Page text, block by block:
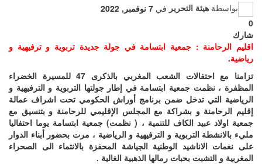
بواسطة هيئة التحرير في 7 نوفمبر, 2022
0
شارك
اقليم الرحامنة : جمعية ابتسامة في جولة جديدة تربوية و ترفيهية و
رياضية.
تزامنا مع احتفالات الشعب المغربي بالذكرى 47 للمسيرة الخضراء
المظفرة ، نظمت جمعية ابتسامة في إطار جولتها التربوية و الترفيهية و
الرياضية التي تدخل ضمن برنامج أوراش الحكومي تحت اشراف عمالة
إقليم الرحامنة و بشراكة مع المجلس الإقليمي للرحامنة و بتنسيق مع
جمعية اولاد عبيد الكاف للتنمية ، ( نظمت) جمعية ابتسامة يوما احتفاليا
مليء بالانشطة التربوية و الترفيهية و الرياضية ، مرت بحضور أبناء الدوار
على نغمات الاناشيد الوطنية الجياشة المحفزة بالانتماء الى الصحراء
المغربية و التشبت بحبات رمالها الذهبية الغالية .